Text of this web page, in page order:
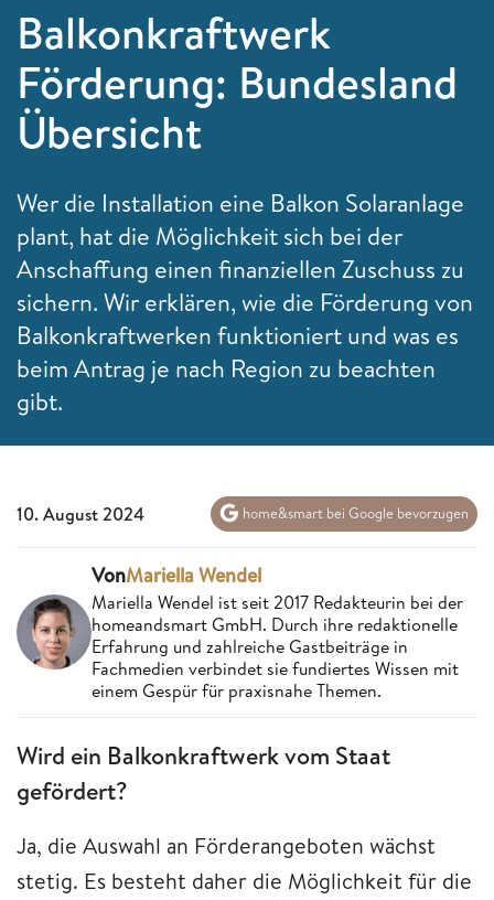
Balkonkraftwerk
Förderung: Bundesland
Übersicht
Wer die Installation eine Balkon Solaranlage
plant, hat die Möglichkeit sich bei der
Anschaffung einen finanziellen Zuschuss zu
sichern. Wir erklären, wie die Förderung von
Balkonkraftwerken funktioniert und was es
beim Antrag je nach Region zu beachten
gibt.
10. August 2024 home&smart bei Google bevorzugen
VonMariella Wendel
Mariella Wendel ist seit 2017 Redakteurin bei der
homeandsmart GmbH. Durch ihre redaktionelle
Erfahrung und zahlreiche Gastbeiträge in
Fachmedien verbindet sie fundiertes Wissen mit
einem Gespür für praxisnahe Themen.
Wird ein Balkonkraftwerk vom Staat
gefördert?
Ja, die Auswahl an Förderangeboten wächst
stetig. Es besteht daher die Möglichkeit für die